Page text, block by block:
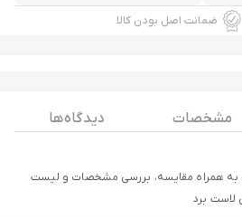
ضمانت اصل بودن کالا
مشخصات
دیدگاه ها
به همراه مقایسه، بررسی مشخصات و لیست
لاست برد